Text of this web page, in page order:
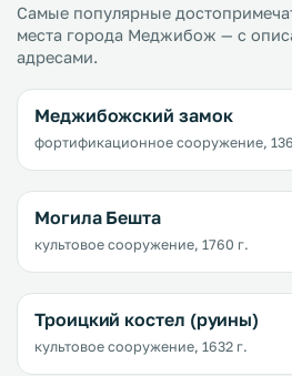
Самые популярные
места города Меджибож — с
адресами.
Меджибожский замок
фортификационное сооружение,
Могила Бешта
культовое сооружение, 1760 г.
Троицкий костел (руины)
культовое сооружение, 1632 г.